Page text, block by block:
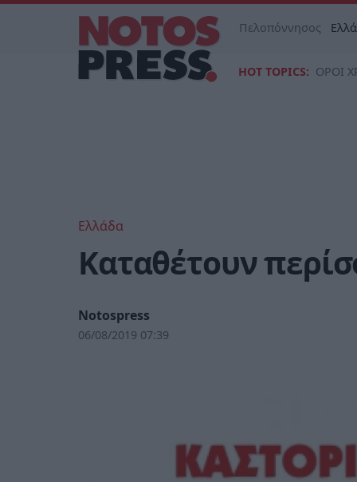
Πελοπόννησος
HOT TOPICS: ΟΡΟΙ
Ελλάδα
Καταθέτουν
Notospress
06/08/2019 07:39